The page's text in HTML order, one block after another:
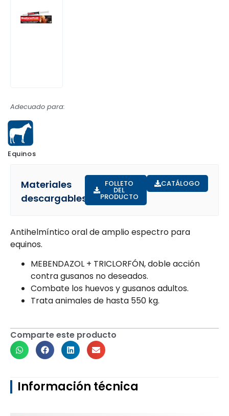
Adecuado para:
Equinos
Materiales
descargables:
FOLLETO
DEL
PRODUCTO
CATÁLOGO
Antihelmíntico oral de amplio espectro para
equinos.
MEBENDAZOL + TRICLORFÓN, doble acción
contra gusanos no deseados.
Combate los huevos y gusanos adultos.
Trata animales de hasta 550 kg.
Comparte este producto
Información técnica